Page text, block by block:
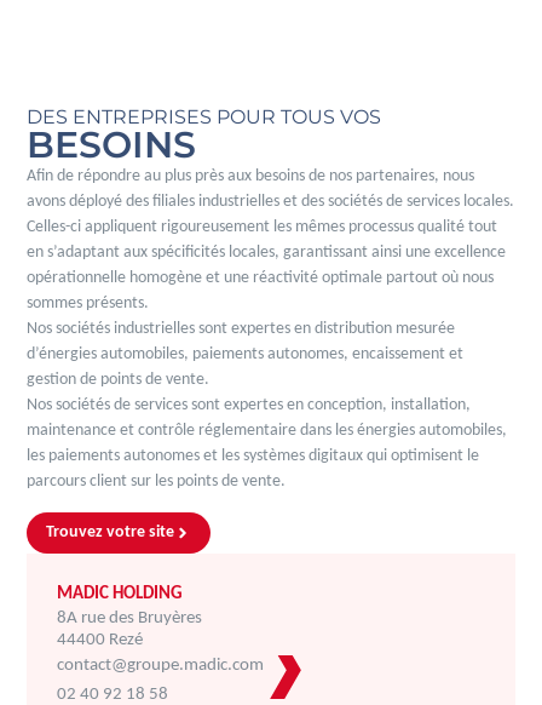
DES ENTREPRISES POUR TOUS VOS
BESOINS
Afin de répondre au plus près aux besoins de nos partenaires, nous
avons déployé des filiales industrielles et des sociétés de services locales.
Celles-ci appliquent rigoureusement les mêmes processus qualité tout
en s’adaptant aux spécificités locales, garantissant ainsi une excellence
opérationnelle homogène et une réactivité optimale partout où nous
sommes présents.
Nos sociétés industrielles sont expertes en distribution mesurée
d’énergies automobiles, paiements autonomes, encaissement et
gestion de points de vente.
Nos sociétés de services sont expertes en conception, installation,
maintenance et contrôle réglementaire dans les énergies automobiles,
les paiements autonomes et les systèmes digitaux qui optimisent le
parcours client sur les points de vente.
Trouvez votre site
MADIC HOLDING
8A rue des Bruyères
44400 Rezé
contact@groupe.madic.com
02 40 92 18 58